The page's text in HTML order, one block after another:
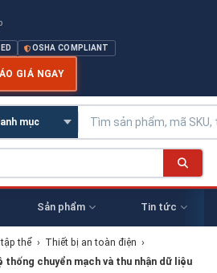
OSHA COMPLIANT
GIÁ NGAY
Sản phẩm Tin tức
thể › Thiết bị an toàn điện ›
thống chuyển mạch và thu nhận dữ liệu